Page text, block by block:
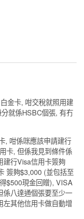
金卡, 咁交稅就照用建
就係HSBC個張, 有冇
, 咁係咪應該申請建行
卡, 但係我見到條件係
建行Visa信用卡簽夠
簽夠$3,000 (並包括至
$500現金回贈), VISA
係八達通個張要至少一
其他信用卡做自動增